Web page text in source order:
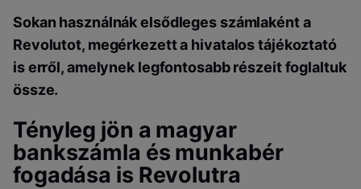
Sokan használnák elsődleges számlaként a
Revolutot, megérkezett a hivatalos tájékoztató
is erről, amelynek legfontosabb részeit foglaltuk
össze.
Tényleg jön a magyar
bankszámla és munkabér
fogadása is Revolutra